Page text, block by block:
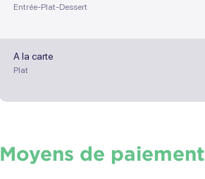
Entrée-Plat-Dessert
A la carte
Plat
Moyens de paiement